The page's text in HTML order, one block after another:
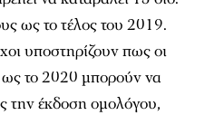
ως το τέλος του 2019.
υποστηρίζουν πως οι
ως το 2020 μπορούν να
την έκδοση ομολόγου,